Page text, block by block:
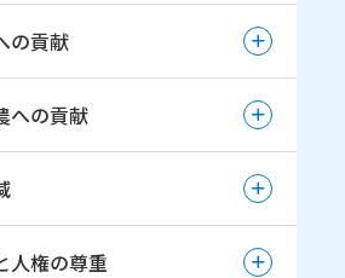
製品の提供
見や機能を活かした新たな選択肢の
いただける商品の提供（品質保証方
の貢献
向けた取組み
への貢献
化への取組み推進
人権の尊重